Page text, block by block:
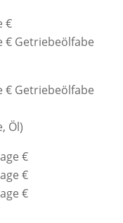
€
€ Getriebeölfabe
€ Getriebeölfabe
Öl)
€
€
€